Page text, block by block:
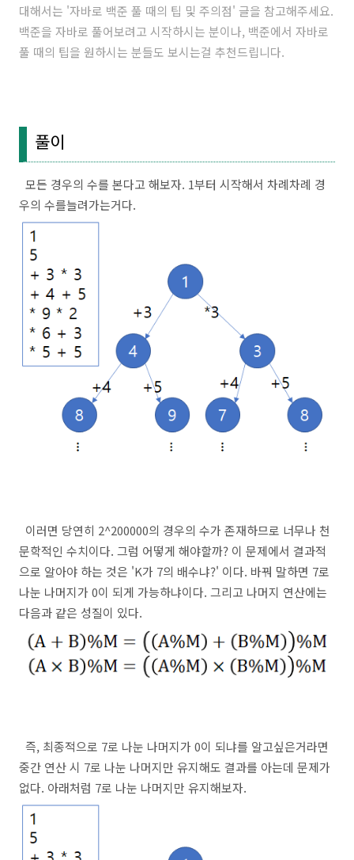
대해서는 '자바로 백준 풀 때의 팁 및 주의점' 글을 참고해주세요.
백준을 자바로 풀어보려고 시작하시는 분이나, 백준에서 자바로
풀 때의 팁을 원하시는 분들도 보시는걸 추천드립니다.
풀이
모든 경우의 수를 본다고 해보자. 1부터 시작해서 차례차례 경
우의 수를늘려가는거다.
이러면 당연히 2^200000의 경우의 수가 존재하므로 너무나 천
문학적인 수치이다. 그럼 어떻게 해야할까? 이 문제에서 결과적
으로 알아야 하는 것은 'K가 7의 배수냐?' 이다. 바꿔 말하면 7로
나눈 나머지가 0이 되게 가능하냐이다. 그리고 나머지 연산에는
다음과 같은 성질이 있다.
즉, 최종적으로 7로 나눈 나머지가 0이 되냐를 알고싶은거라면
중간 연산 시 7로 나눈 나머지만 유지해도 결과를 아는데 문제가
없다. 아래처럼 7로 나눈 나머지만 유지해보자.